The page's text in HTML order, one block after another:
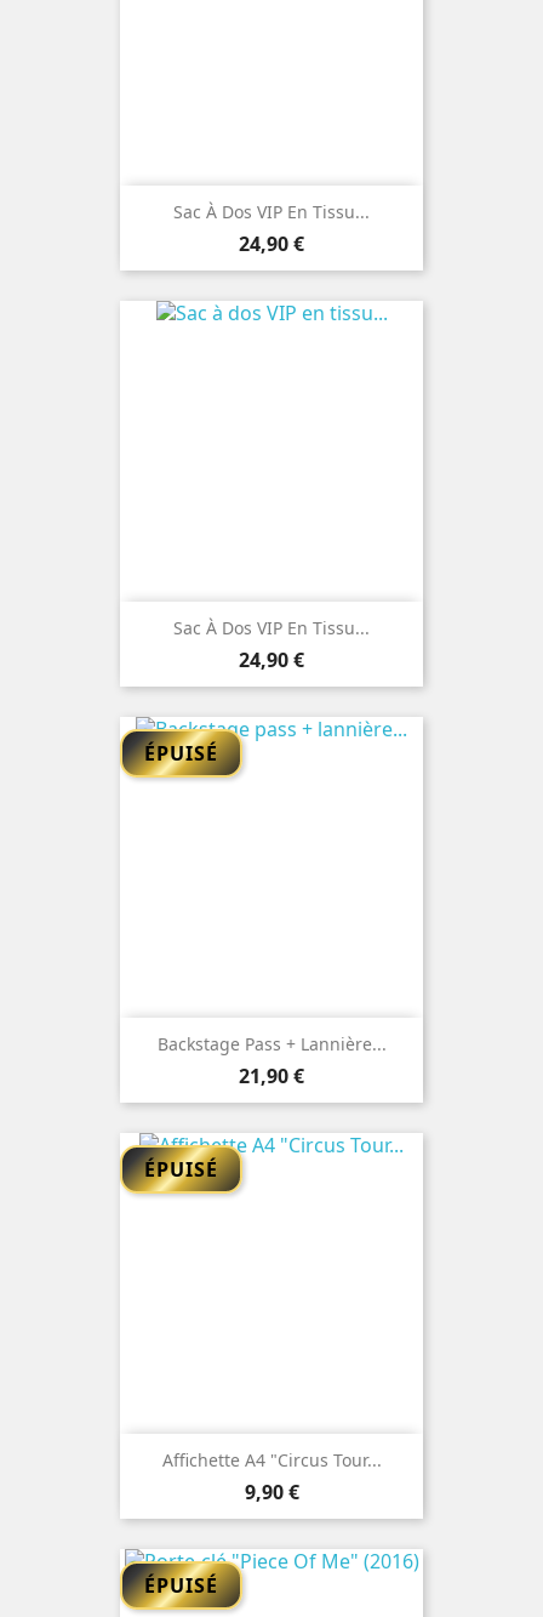
Sac À Dos VIP En Tissu...
Prix
24,90 €
Sac À Dos VIP En Tissu...
Prix
24,90 €
Backstage Pass + Lannière...
Prix
21,90 €
ÉPUISÉ
Affichette A4 "Circus Tour...
Prix
9,90 €
ÉPUISÉ
ÉPUISÉ